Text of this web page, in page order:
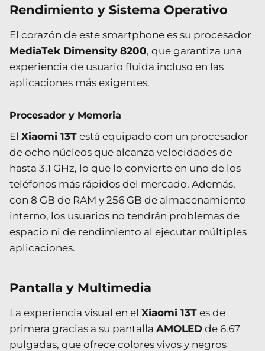
Rendimiento y Sistema Operativo
El corazón de este smartphone es su procesador
MediaTek Dimensity 8200, que garantiza una
experiencia de usuario fluida incluso en las
aplicaciones más exigentes.
Procesador y Memoria
El Xiaomi 13T está equipado con un procesador
de ocho núcleos que alcanza velocidades de
hasta 3.1 GHz, lo que lo convierte en uno de los
teléfonos más rápidos del mercado. Además,
con 8 GB de RAM y 256 GB de almacenamiento
interno, los usuarios no tendrán problemas de
espacio ni de rendimiento al ejecutar múltiples
aplicaciones.
Pantalla y Multimedia
La experiencia visual en el Xiaomi 13T es de
primera gracias a su pantalla AMOLED de 6.67
pulgadas, que ofrece colores vivos y negros